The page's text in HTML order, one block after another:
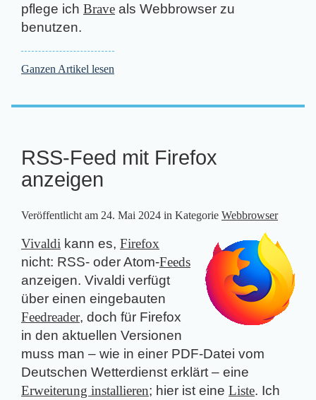
pflege ich Brave als Webbrowser zu
benutzen.
Ganzen Artikel lesen
RSS-Feed mit Firefox
anzeigen
Veröffentlicht am 24. Mai 2024 in Kategorie Webbrowser
Vivaldi kann es, Firefox
nicht: RSS- oder Atom-Feeds
anzeigen. Vivaldi verfügt
über einen eingebauten
Feedreader, doch für Firefox
in den aktuellen Versionen
muss man – wie in einer PDF-Datei vom
Deutschen Wetterdienst erklärt – eine
Erweiterung installieren; hier ist eine Liste. Ich